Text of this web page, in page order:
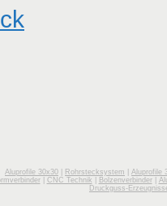
Aluprofile 30x30 Rohrstecksystem
Aluprofile
| CNC Technik Bolzenverbinder|
Druckguss-